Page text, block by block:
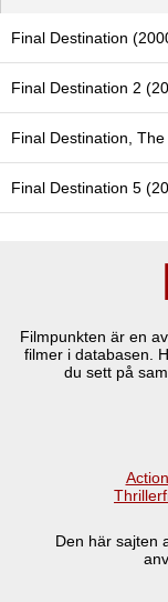
Final Destination
Final Destination 2
Final Destination,
Final Destination 5
Filmpunkten är en
filmer i databasen.
du sett på
Den här sajten